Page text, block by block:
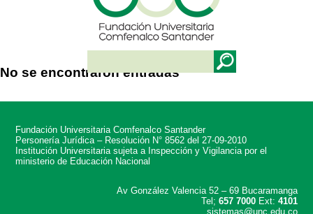
ADMISIONES
PROGRAMAS
TÉCNICOS LABORALES
BIENESTAR
BIBLIOTECA
EDUCACIÓN CONTINUA
No se encontraron entradas
Fundación Universitaria Comfenalco Santander
Personería Jurídica – Resolución N° 8562 del 27-09-2010
Institución Universitaria sujeta a Inspección y Vigilancia por el
ministerio de Educación Nacional
Av González Valencia 52 – 69 Bucaramanga
Tel; 657 7000Ext: 4101
sistemas@unc.edu.co